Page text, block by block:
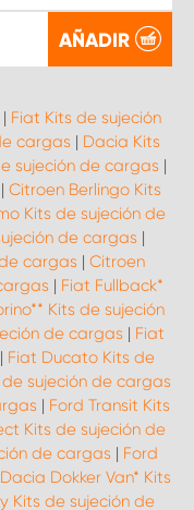
AÑADIR
| Fiat Kits de sujeción
cargas | Dacia Kits
sujeción de cargas |
| Citroen Berlingo Kits
Kits de sujeción de
de cargas |
cargas | Citroen
| Fiat Fullback*
Kits de sujeción
de cargas | Fiat
| Fiat Ducato Kits de
sujeción de cargas
| Ford Transit Kits
Kits de sujeción de
de cargas | Ford
Dacia Dokker Van* Kits
Kits de sujeción de